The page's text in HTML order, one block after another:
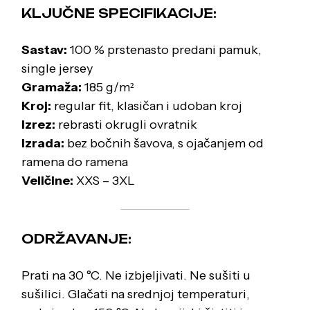
KLJUČNE SPECIFIKACIJE:
Sastav: 100 % prstenasto predani pamuk,
single jersey
Gramaža: 185 g/m²
Kroj: regular fit, klasičan i udoban kroj
Izrez: rebrasti okrugli ovratnik
Izrada: bez bočnih šavova, s ojačanjem od
ramena do ramena
Veličine: XXS – 3XL
ODRŽAVANJE:
Prati na 30 °C. Ne izbjeljivati. Ne sušiti u
sušilici. Glačati na srednjoj temperaturi,